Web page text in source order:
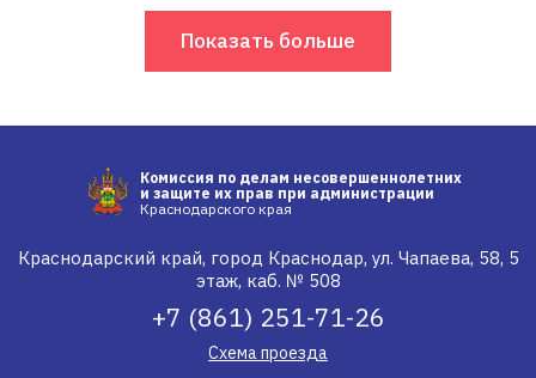
Показать больше
Комиссия по делам несовершеннолетних
и защите их прав при администрации
Краснодарского края
Краснодарский край, город Краснодар, ул. Чапаева, 58, 5
этаж, каб. № 508
+7 (861) 251-71-26
Схема проезда